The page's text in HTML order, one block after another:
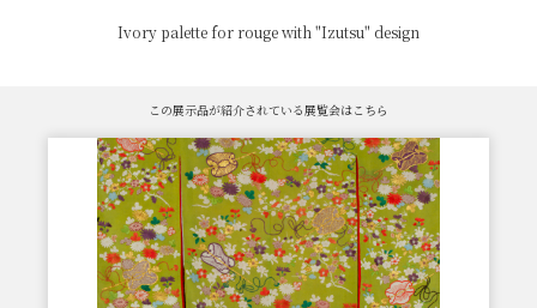
Ivory palette for rouge with "Izutsu" design
この展示品が紹介されている展覧会はこちら